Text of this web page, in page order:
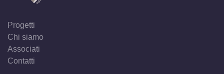
Progetti
Chi siamo
Associati
Contatti